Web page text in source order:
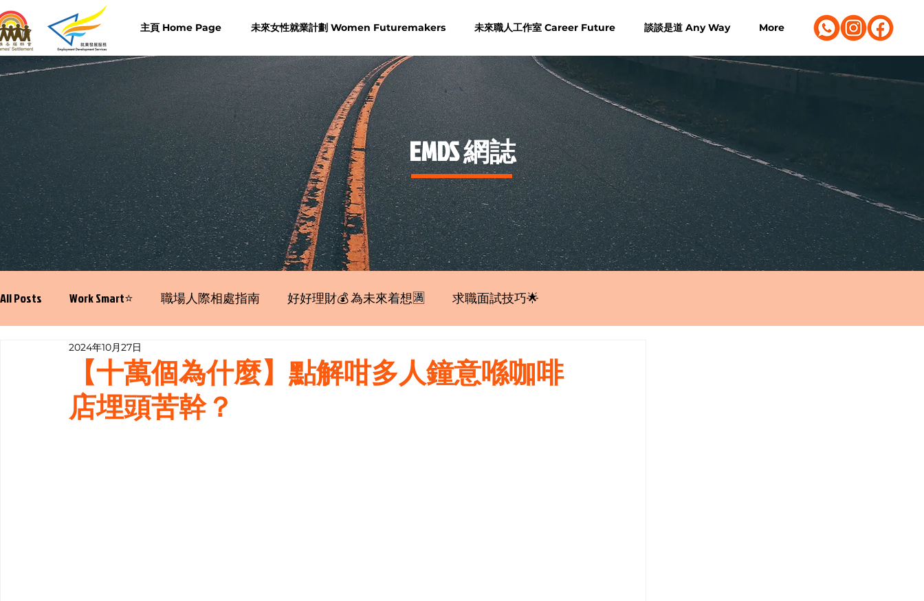
主頁 Home Page 未來女性就業計劃 Women Futuremakers 未來職人工作室 Career Future 談談是道 Any Way More
​EMDS 網誌
All Posts Work Smart⭐️ 職場人際相處指南 好好理財💰 為未來着想🈵 求職面試技巧🌟
寫履歷表嘅技巧📝【十萬個為什麼】點解咁多人鐘意喺咖啡
店埋頭苦幹？
2024年10月27日